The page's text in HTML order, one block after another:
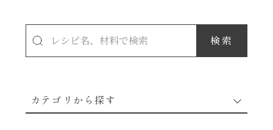
カテゴリから探す